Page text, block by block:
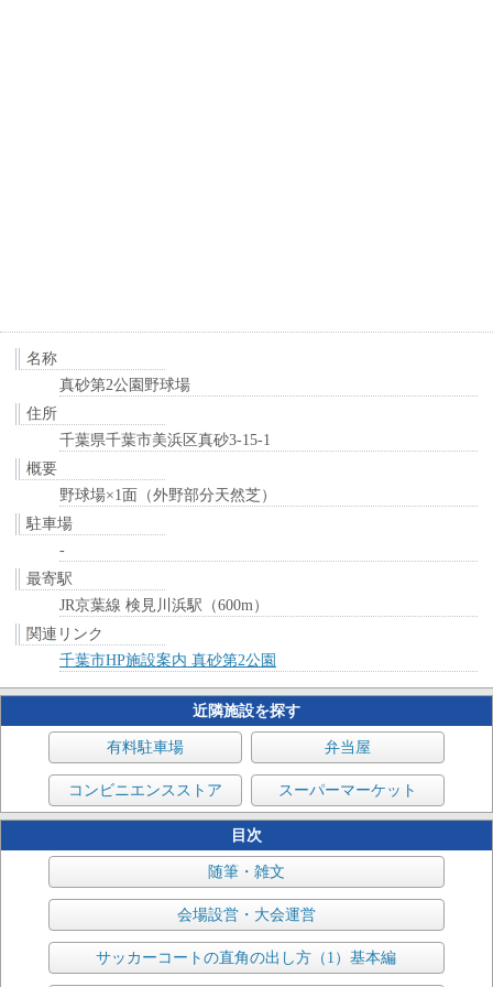
名称
真砂第2公園野球場
住所
千葉県千葉市美浜区真砂3-15-1
概要
野球場×1面（外野部分天然芝）
駐車場
-
最寄駅
JR京葉線 検見川浜駅（600m）
関連リンク
千葉市HP施設案内 真砂第2公園
近隣施設を探す
有料駐車場 弁当屋
コンビニエンスストア スーパーマーケット
目次
随筆・雑文
会場設営・大会運営
サッカーコートの直角の出し方（1）基本編